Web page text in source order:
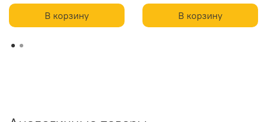
В корзину В корзину